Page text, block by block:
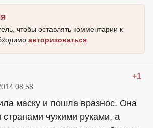
чтобы оставлять комментарии к
авторизоваться
+1
08:58
маску и пошла вразнос. Она
странами чужими руками, а